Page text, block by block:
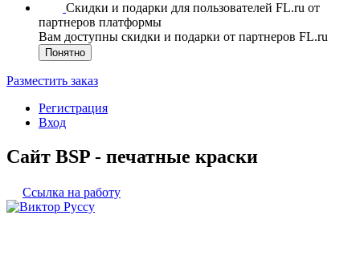
Скидки и подарки для пользователей FL.ru от
партнеров платформы
Вам доступны скидки и подарки от партнеров FL.ru
Понятно
Разместить заказ
Регистрация
Вход
Сайт BSP - печатные краски
Ссылка на работу